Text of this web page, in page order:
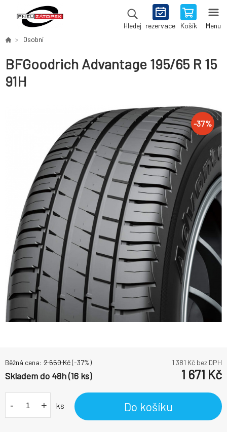
Hledej rezervace Košík Menu
Osobní
BFGoodrich Advantage 195/65 R 15
91H
-37%
Běžná cena: 2 650Kč(-37%) 1 381 Kč bez DPH
Skladem do 48h (16 ks) 1 671 Kč
- + ks Do košíku